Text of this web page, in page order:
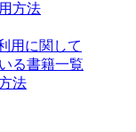
方法
用に関して
る書籍一覧
法